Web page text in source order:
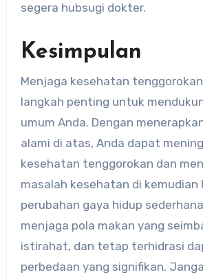
segera hubsugi dokter.
Kesimpulan
Menjaga kesehatan
langkah penting untuk
umum Anda. Dengan
alami di atas, Anda dapat
kesehatan tenggorokan dan
masalah kesehatan di kemudian
perubahan gaya hidup
menjaga pola makan yang
istirahat, dan tetap terhidrasi
perbedaan yang signifikan.